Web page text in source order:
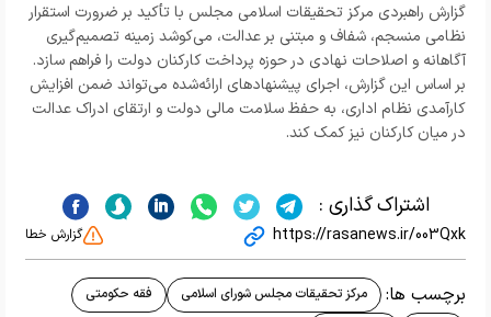
گزارش راهبردی مرکز تحقیقات اسلامی مجلس با تأکید بر ضرورت استقرار
نظامی منسجم، شفاف و مبتنی بر عدالت، می‌کوشد زمینه تصمیم‌گیری
آگاهانه و اصلاحات نهادی در حوزه پرداخت کارکنان دولت را فراهم سازد.
بر اساس این گزارش، اجرای پیشنهادهای ارائه‌شده می‌تواند ضمن افزایش
کارآمدی نظام اداری، به حفظ سلامت مالی دولت و ارتقای ادراک عدالت
در میان کارکنان نیز کمک کند.
اشتراک گذاری :
https://rasanews.ir/003Qxk گزارش خطا
برچسب ها: مرکز تحقیقات مجلس شورای اسلامی
فقه حکومتی